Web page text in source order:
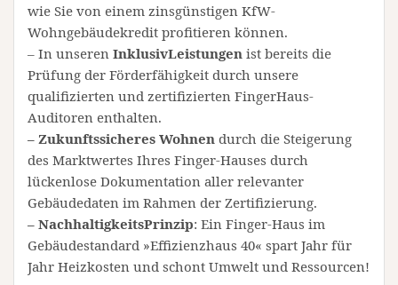
wie Sie von einem zinsgünstigen KfW-
Wohngebäudekredit profitieren können.
– In unseren InklusivLeistungen ist bereits die
Prüfung der Förderfähigkeit durch unsere
qualifizierten und zertifizierten FingerHaus-
Auditoren enthalten.
– Zukunftssicheres Wohnen durch die Steigerung
des Marktwertes Ihres Finger-Hauses durch
lückenlose Dokumentation aller relevanter
Gebäudedaten im Rahmen der Zertifizierung.
– NachhaltigkeitsPrinzip: Ein Finger-Haus im
Gebäudestandard »Effizienzhaus 40« spart Jahr für
Jahr Heizkosten und schont Umwelt und Ressourcen!